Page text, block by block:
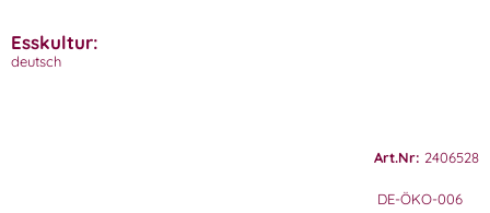
Esskultur:
deutsch
Art.Nr: 2406528
DE-ÖKO-006